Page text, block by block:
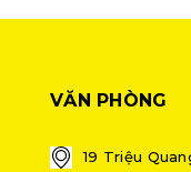
VĂN PHÒNG
19 Triệu